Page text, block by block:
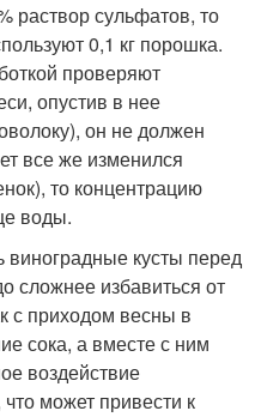
раствор сульфатов, то
0,1 кг порошка.
проверяют
опустив в нее
он не должен
все же изменился
то концентрацию
воды.
виноградные кусты перед
сложнее избавиться от
с приходом весны в
сока, а вместе с ним
воздействие
может привести к